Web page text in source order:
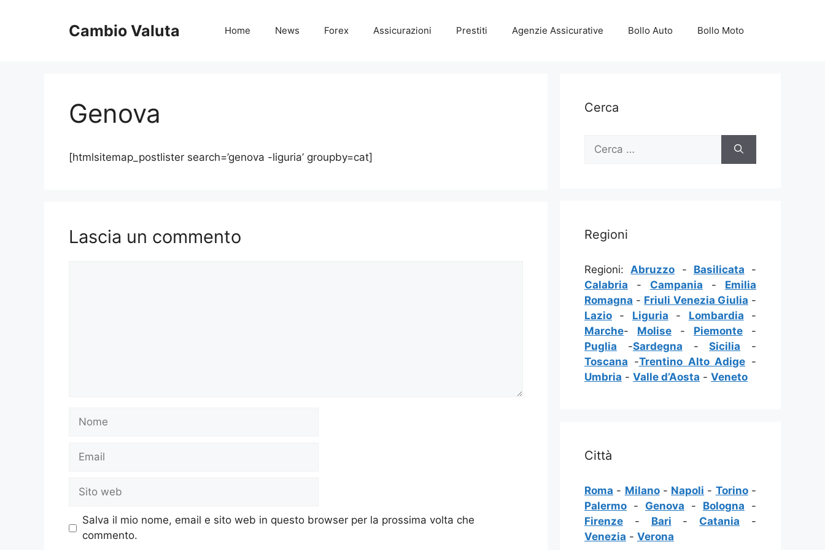
Cambio Valuta Home News Forex Assicurazioni Prestiti Agenzie Assicurative Bollo Auto Bollo Moto
Genova
[htmlsitemap_postlister search=’genova -liguria’ groupby=cat]
Lascia un commento
Nome
Email
Sito
web
Salva il mio nome, email e sito web in questo browser per la prossima volta che
commento.
Cerca
Ricerca
Regioni
Regioni:Abruzzo - Basilicata -
Calabria - Campania - Emilia
Romagna - Friuli Venezia Giulia -
Lazio - Liguria - Lombardia -
Marche- Molise - Piemonte -
Puglia -Sardegna -Sicilia -
Toscana -Trentino Alto Adige -
Umbria - Valle d’Aosta - Veneto
Città
Roma - Milano- Napoli - Torino-
Palermo - Genova - Bologna -
Firenze - Bari - Catania -
Venezia - Verona